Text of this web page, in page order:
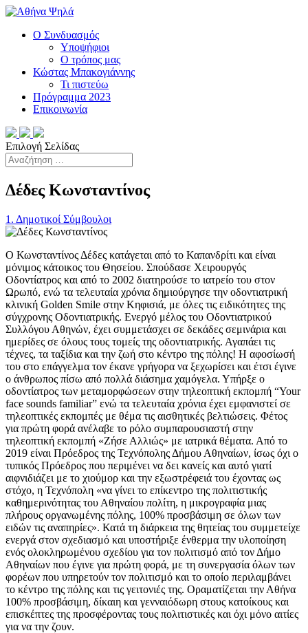
Ο Συνδυασμός
Υποψήφιοι
Ο τρόπος μας
Κώστας Μπακογιάννης
Τι πιστεύω
Πρόγραμμα 2023
Επικοινωνία
Επιλογή Σελίδας
Δέδες Κωνσταντίνος
1. Δημοτικοί Σύμβουλοι
Ο Κωνσταντίνος Δέδες κατάγεται από το Καπανδρίτι και είναι
μόνιμος κάτοικος του Θησείου. Σπούδασε Χειρουργός
Οδοντίατρος και από το 2002 διατηρούσε το ιατρείο του στον
Ωρωπό, ενώ τα τελευταία χρόνια δημιούργησε την οδοντιατρική
κλινική Golden Smile στην Κηφισιά, με όλες τις ειδικότητες της
σύγχρονης Οδοντιατρικής. Ενεργό μέλος του Οδοντιατρικού
Συλλόγου Αθηνών, έχει συμμετάσχει σε δεκάδες σεμινάρια και
ημερίδες σε όλους τους τομείς της οδοντιατρικής. Αγαπάει τις
τέχνες, τα ταξίδια και την ζωή στο κέντρο της πόλης! Η αφοσίωσή
του στο επάγγελμα τον έκανε γρήγορα να ξεχωρίσει και έτσι έγινε
ο άνθρωπος πίσω από πολλά διάσημα χαμόγελα. Υπήρξε ο
οδοντίατρος των μεταμορφώσεων στην τηλεοπτική εκπομπή “Your
face sounds familiar” ενώ τα τελευταία χρόνια έχει εμφανιστεί σε
τηλεοπτικές εκπομπές με θέμα τις αισθητικές βελτιώσεις. Φέτος
για πρώτη φορά ανέλαβε το ρόλο συμπαρουσιαστή στην
τηλεοπτική εκπομπή «Ζήσε Αλλιώς» με ιατρικά θέματα. Από το
2019 είναι Πρόεδρος της Τεχνόπολης Δήμου Αθηναίων, ίσως όχι ο
τυπικός Πρόεδρος που περιμένει να δει κανείς και αυτό γιατί
αιφνιδιάζει με το χιούμορ και την εξωστρέφειά του έχοντας ως
στόχο, η Τεχνόπολη «να γίνει το επίκεντρο της πολιτιστικής
καθημερινότητας του Αθηναίου πολίτη, η μικρογραφία μιας
πλήρους οργανωμένης πόλης, 100% προσβάσιμη σε όλων των
ειδών τις αναπηρίες». Κατά τη διάρκεια της θητείας του συμμετείχε
ενεργά στον σχεδιασμό και υποστήριξε ένθερμα την υλοποίηση
ενός ολοκληρωμένου σχεδίου για τον πολιτισμό από τον Δήμο
Αθηναίων που έγινε για πρώτη φορά, με τη συνεργασία όλων των
φορέων που υπηρετούν τον πολιτισμό και το οποίο περιλαμβάνει
το κέντρο της πόλης και τις γειτονιές της. Οραματίζεται την Αθήνα
100% προσβάσιμη, δίκαιη και γενναιόδωρη στους κατοίκους και
επισκέπτες της προσφέροντας τους πολιτιστικές και όχι μόνο αιτίες
για να την ζουν.